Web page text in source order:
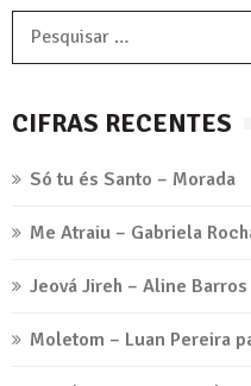
CIFRAS RECENTES
Só tu és Santo – Morada
Me Atraiu – Gabriela
Jeová Jireh – Aline Barros
Moletom – Luan Pereira